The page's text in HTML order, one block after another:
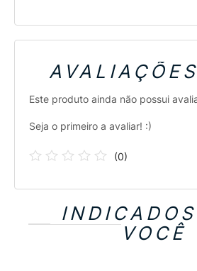
AVALIAÇÕES
Este produto ainda não possui
Seja o primeiro a avaliar! :)
(0)
VOCÊ